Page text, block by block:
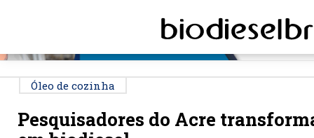
Óleo de cozinha
Pesquisadores do Acre